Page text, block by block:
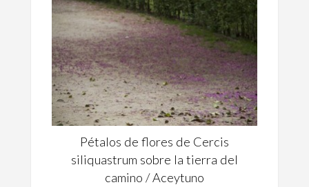
Pétalos de flores de Cercis
siliquastrum sobre la tierra del
camino / Aceytuno